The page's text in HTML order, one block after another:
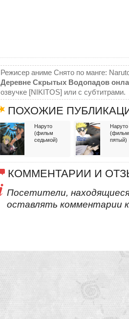
Режисер аниме Снято по манге:
Деревне Скрытых Водопадов
озвучке [NIKITOS] или с субтитрами.
ПОХОЖИЕ
Наруто
(фильм
седьмой)
Наруто
(фильм
пятый)
КОММЕНТАРИИ И
Посетители,
оставлять комментарии